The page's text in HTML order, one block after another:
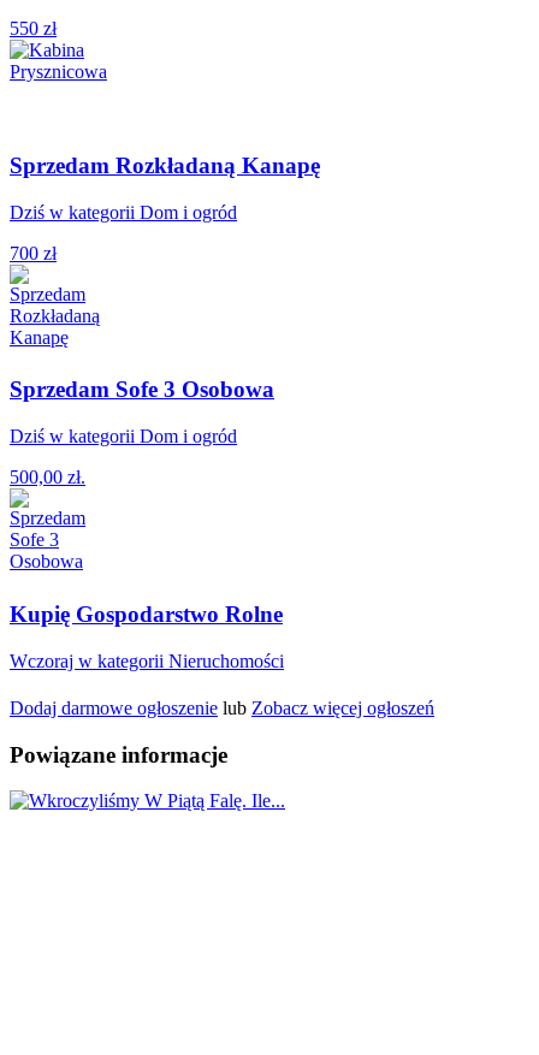
550 zł
Sprzedam Rozkładaną Kanapę
Dziś w kategorii Dom i ogród
700 zł
Sprzedam Sofe 3 Osobowa
Dziś w kategorii Dom i ogród
500,00 zł.
Kupię Gospodarstwo Rolne
Wczoraj w kategorii Nieruchomości
Dodaj darmowe ogłoszenie lub Zobacz więcej ogłoszeń
Powiązane informacje